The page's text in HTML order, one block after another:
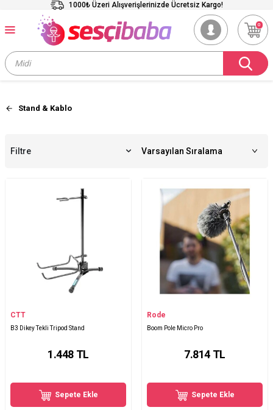
1000₺ Üzeri Alışverişlerinizde Ücretsiz Kargo!
0
Stand & Kablo
Filtre
CTT
B3 Dikey Tekli Tripod Stand
1.448 TL
Sepete Ekle
Rode
Boom Pole Micro Pro
7.814 TL
Sepete Ekle